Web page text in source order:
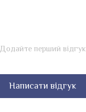
Додайте перший відгук
Написати відгук